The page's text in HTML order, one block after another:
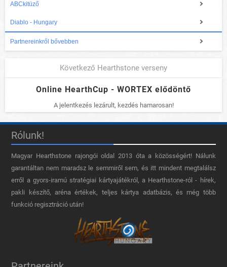
ABCkitüző
Diablo - Hungary
Partnereinkről bővebben
Következő Hearthstone verseny
Online HearthCup - WORTEX elődöntő
A jelentkezés lezárult, kezdés hamarosan!
Rólunk!
Magyar Hearthstone​ rajongói oldal 2013 óta a közösségért! Nálunk
garantáltan nem maradsz le semmiről sem, és itt mindent megtalálsz
erről a gyors-iramú stratégiai kártyajátékról, a Hearthstone-ról - hírek,
pakli készítő, aréna értékek, teljes kártya adatbázis, és még több
funkció regisztráció után!